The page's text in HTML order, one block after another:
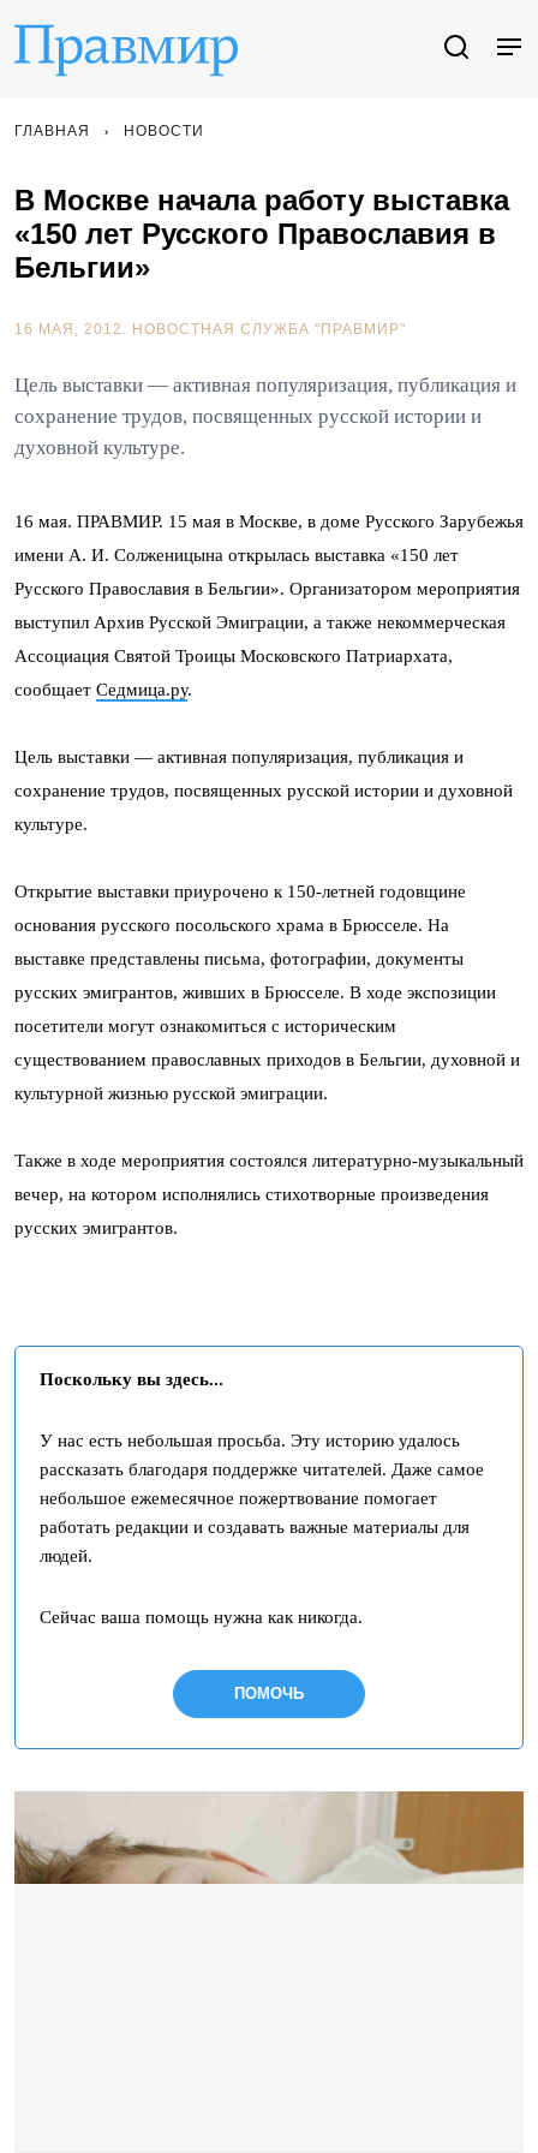
ГЛАВНАЯ НОВОСТИ
В Москве начала работу выставка
«150 лет Русского Православия в
Бельгии»
16 МАЯ, 2012. НОВОСТНАЯ СЛУЖБА "ПРАВМИР"
Цель выставки — активная популяризация, публикация и
сохранение трудов, посвященных русской истории и
духовной культуре.
16 мая. ПРАВМИР. 15 мая в Москве, в доме Русского Зарубежья
имени А. И. Солженицына открылась выставка «150 лет
Русского Православия в Бельгии». Организатором мероприятия
выступил Архив Русской Эмиграции, а также некоммерческая
Ассоциация Святой Троицы Московского Патриархата,
сообщает Седмица.ру.
Цель выставки — активная популяризация, публикация и
сохранение трудов, посвященных русской истории и духовной
культуре.
Открытие выставки приурочено к 150-летней годовщине
основания русского посольского храма в Брюсселе. На
выставке представлены письма, фотографии, документы
русских эмигрантов, живших в Брюсселе. В ходе экспозиции
посетители могут ознакомиться с историческим
существованием православных приходов в Бельгии, духовной и
культурной жизнью русской эмиграции.
Также в ходе мероприятия состоялся литературно-музыкальный
вечер, на котором исполнялись стихотворные произведения
русских эмигрантов.
Поскольку вы здесь...
У нас есть небольшая просьба. Эту историю удалось
рассказать благодаря поддержке читателей. Даже самое
небольшое ежемесячное пожертвование помогает
работать редакции и создавать важные материалы для
людей.
Сейчас ваша помощь нужна как никогда.
ПОМОЧЬ